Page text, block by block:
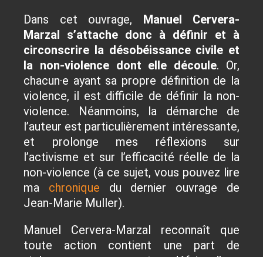
Dans cet ouvrage, Manuel Cervera-
Marzal s’attache donc à définir et à
circonscrire la désobéissance civile et
la non-violence dont elle découle. Or,
chacun·e ayant sa propre définition de la
violence, il est difficile de définir la non-
violence. Néanmoins, la démarche de
l’auteur est particulièrement intéressante,
et prolonge mes réflexions sur
l’activisme et sur l’efficacité réelle de la
non-violence (à ce sujet, vous pouvez lire
ma chronique du dernier ouvrage de
Jean-Marie Muller).
Manuel Cervera-Marzal reconnaît que
toute action contient une part de